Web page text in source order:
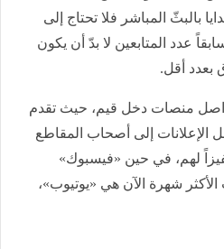
بالبثّ المباشر فلا تحتاج إلى
عدد المتابعين لا بدّ أن يكون
بعدد أقل.
منصات دخل قيم، حيث تقدم
إلى أصحاب المقاطع
لهم، في حين «فيسبوك»
شهرة الآن هي «يوتيوب»،